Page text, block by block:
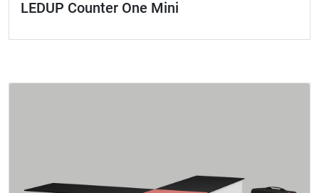
LEDUP Counter One Mini